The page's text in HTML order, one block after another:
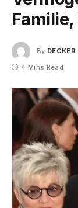
By DECKER
4 Mins Read